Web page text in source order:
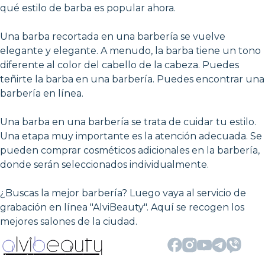
qué estilo de barba es popular ahora.
Una barba recortada en una barbería se vuelve
elegante y elegante. A menudo, la barba tiene un tono
diferente al color del cabello de la cabeza. Puedes
teñirte la barba en una barbería. Puedes encontrar una
barbería en línea.
Una barba en una barbería se trata de cuidar tu estilo.
Una etapa muy importante es la atención adecuada. Se
pueden comprar cosméticos adicionales en la barbería,
donde serán seleccionados individualmente.
¿Buscas la mejor barbería? Luego vaya al servicio de
grabación en línea "AlviBeauty". Aquí se recogen los
mejores salones de la ciudad.